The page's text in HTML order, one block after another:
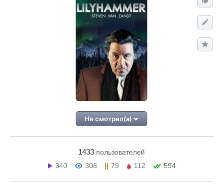
Не смотрел(а)
1433 пользователей
340
308 79 112 594